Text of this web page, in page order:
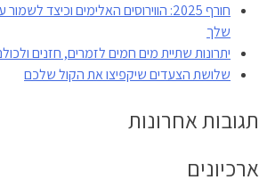
מתמכרים
הקולית
חורף 2025: הווירוסים האלימים וכיצד
שלך
יתרונות שתיית מים חמים לזמרים, חזנים
שלושת הצעדים שיקפיצו את הקול שלכם
תגובות אחרונות
ארכיונים